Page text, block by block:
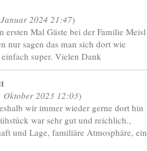
2024 21:47)
ersten Mal Gäste bei der Familie Meisl
nur sagen das man sich dort wie
super. Vielen Dank
Oktober 2023 12:03)
wir immer wieder gerne dort hin
war sehr gut und reichlich.,
und Lage, familiäre Atmosphäre, ein